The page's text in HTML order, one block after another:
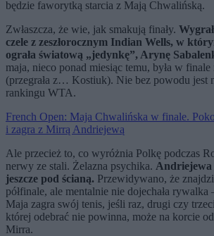
będzie faworytką starcia z Mają Chwalińską.
Zwłaszcza, że wie, jak smakują finały.
czele z zeszłorocznym Indian Wells, w
ograła światową „jedynkę”, Arynę
maja, nieco ponad miesiąc temu, była w finale
(przegrała z… Kostiuk). Nie bez powodu jest
rankingu WTA.
French Open: Maja Chwalińska w finale.
i zagra z Mirrą Andriejewą
Ale przecież to, co wyróżnia Polkę podczas
nerwy ze stali. Żelazna psychika. Andriejewa
jeszcze pod ścianą. Przewidywano, że
półfinale, ale mentalnie nie dojechała
Maja zagra swój tenis, jeśli raz, drugi czy
której odebrać nie powinna, może na korcie
Mirra.